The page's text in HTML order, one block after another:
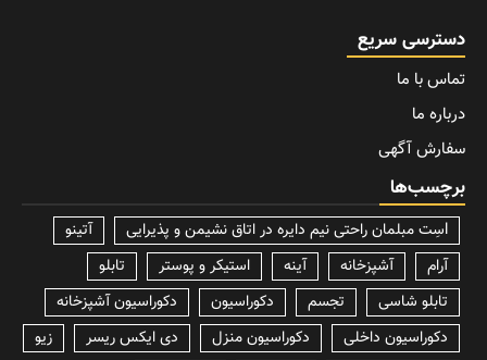
دسترسی سریع
تماس با ما
درباره ما
سفارش آگهی
برچسب‌ها
lسِت مبلمان راحتی نیم دایره در اتاق نشیمن و پذیرایی
آتینو
آرام
آشپزخانه آینه استیکر و پوستر
تابلو
تابلو شاسی
تجسم دکوراسیون
دکوراسیون آشپزخانه
دکوراسیون داخلی
دکوراسیون منزل دی ایکس ریسر
زیو